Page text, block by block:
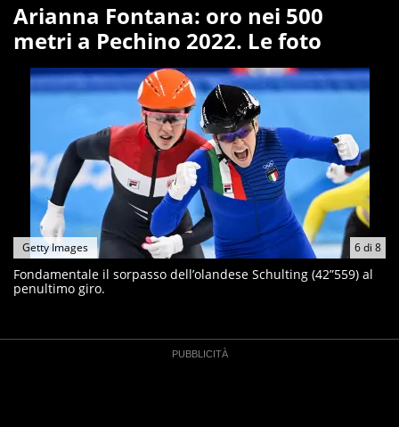
Arianna Fontana: oro nei 500
metri a Pechino 2022. Le foto
6di 8
Getty Images
Fondamentale il sorpasso dell’olandese Schulting (42”559) al
penultimo giro.